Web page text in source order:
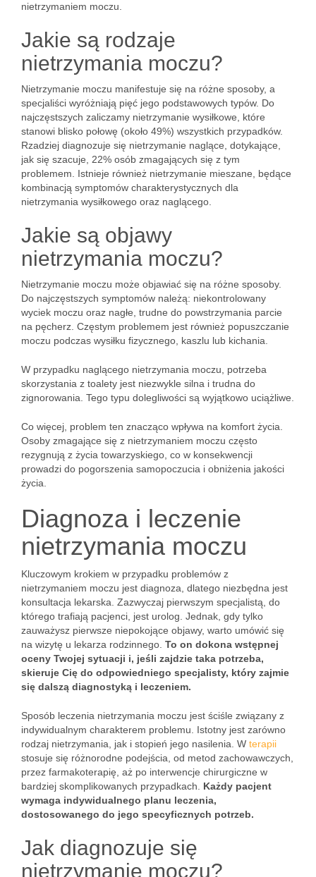
nietrzymaniem moczu.
Jakie są rodzaje
nietrzymania moczu?
Nietrzymanie moczu manifestuje się na różne sposoby, a
specjaliści wyróżniają pięć jego podstawowych typów. Do
najczęstszych zaliczamy nietrzymanie wysiłkowe, które
stanowi blisko połowę (około 49%) wszystkich przypadków.
Rzadziej diagnozuje się nietrzymanie naglące, dotykające,
jak się szacuje, 22% osób zmagających się z tym
problemem. Istnieje również nietrzymanie mieszane, będące
kombinacją symptomów charakterystycznych dla
nietrzymania wysiłkowego oraz naglącego.
Jakie są objawy
nietrzymania moczu?
Nietrzymanie moczu może objawiać się na różne sposoby.
Do najczęstszych symptomów należą: niekontrolowany
wyciek moczu oraz nagłe, trudne do powstrzymania parcie
na pęcherz. Częstym problemem jest również popuszczanie
moczu podczas wysiłku fizycznego, kaszlu lub kichania.
W przypadku naglącego nietrzymania moczu, potrzeba
skorzystania z toalety jest niezwykle silna i trudna do
zignorowania. Tego typu dolegliwości są wyjątkowo uciążliwe.
Co więcej, problem ten znacząco wpływa na komfort życia.
Osoby zmagające się z nietrzymaniem moczu często
rezygnują z życia towarzyskiego, co w konsekwencji
prowadzi do pogorszenia samopoczucia i obniżenia jakości
życia.
Diagnoza i leczenie
nietrzymania moczu
Kluczowym krokiem w przypadku problemów z
nietrzymaniem moczu jest diagnoza, dlatego niezbędna jest
konsultacja lekarska. Zazwyczaj pierwszym specjalistą, do
którego trafiają pacjenci, jest urolog. Jednak, gdy tylko
zauważysz pierwsze niepokojące objawy, warto umówić się
na wizytę u lekarza rodzinnego. To on dokona wstępnej
oceny Twojej sytuacji i, jeśli zajdzie taka potrzeba,
skieruje Cię do odpowiedniego specjalisty, który zajmie
się dalszą diagnostyką i leczeniem.
Sposób leczenia nietrzymania moczu jest ściśle związany z
indywidualnym charakterem problemu. Istotny jest zarówno
rodzaj nietrzymania, jak i stopień jego nasilenia. W terapii
stosuje się różnorodne podejścia, od metod zachowawczych,
przez farmakoterapię, aż po interwencje chirurgiczne w
bardziej skomplikowanych przypadkach. Każdy pacjent
wymaga indywidualnego planu leczenia,
dostosowanego do jego specyficznych potrzeb.
Jak diagnozuje się
nietrzymanie moczu?